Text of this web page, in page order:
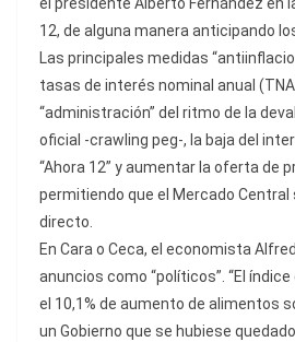
el presidente Alberto Fernández en
12, de alguna manera anticipando
Las principales medidas
tasas de interés nominal anual
“administración” del ritmo de la
oficial -crawling peg-, la baja del
“Ahora 12” y aumentar la oferta de
permitiendo que el Mercado
directo.
En Cara o Ceca, el economista
anuncios como “políticos”. “El
el 10,1% de aumento de alimentos
un Gobierno que se hubiese